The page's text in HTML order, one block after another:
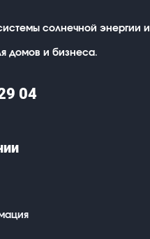
солнечной энергии и
домов и бизнеса.
04